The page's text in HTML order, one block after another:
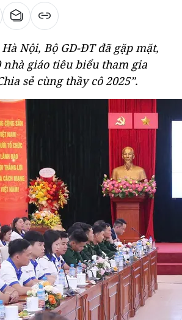
Nội, Bộ GD-ĐT đã gặp mặt,
nhà giáo tiêu biểu tham gia
sẻ cùng thầy cô 2025”.